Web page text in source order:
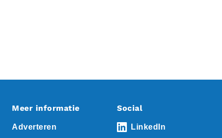
Meer informatie
Adverteren
Social
LinkedIn